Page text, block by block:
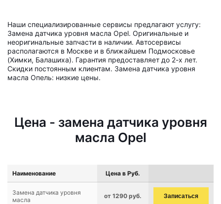
Наши специализированные сервисы предлагают услугу:
Замена датчика уровня масла Opel. Оригинальные и
неоригинальные запчасти в наличии. Автосервисы
располагаются в Москве и в ближайшем Подмосковье
(Химки, Балашиха). Гарантия предоставляет до 2-х лет.
Скидки постоянным клиентам. Замена датчика уровня
масла Опель: низкие цены.
Цена - замена датчика уровня
масла Opel
Наименование Цена в Руб.
Замена датчика уровня
масла
от 1290 руб. Записаться